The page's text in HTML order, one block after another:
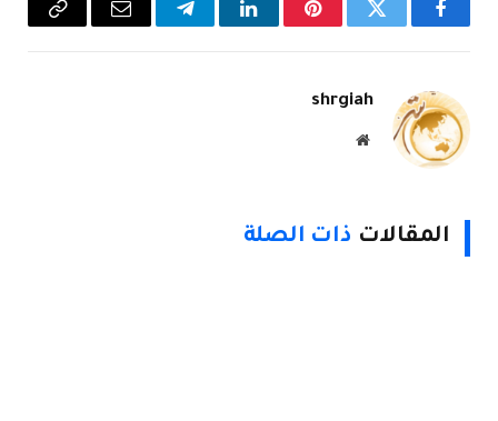
فيسبوكتويتر بينتيريستلينكدإن تيلقرام البريد
Copy
shrgiah
موقع
المقالات ذات الصلة